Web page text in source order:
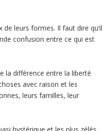
de leurs formes. Il faut dire qu’il
confusion entre ce qui est
la différence entre la liberté
avec raison et les
leurs familles, leur